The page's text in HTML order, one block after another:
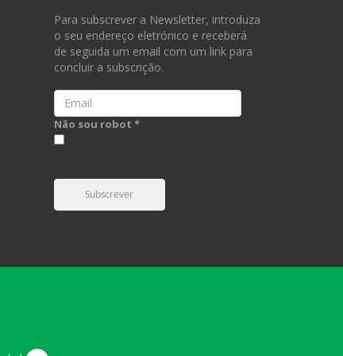
Para subscrever a Newsletter, introduza
o seu endereço eletrónico e receberá
de seguida um email com um link para
concluir a subscrição.
Email
Não sou robot *
Subscrever